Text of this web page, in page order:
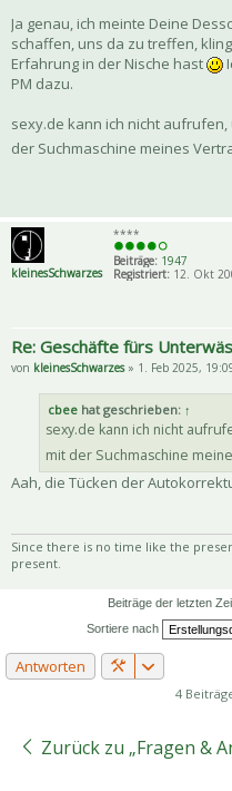
Ja genau, ich meinte Deine
schaffen, uns da zu treffen,
Erfahrung in der Nische hast
PM dazu.
sexy.de kann ich nicht
der Suchmaschine meines
kleinesSchwarzes
****
Beiträge: 1947
Registriert: 12. Okt
Re: Geschäfte fürs
von kleinesSchwarzes» 1. Feb 2025,
cbee hat geschrieben: ↑
sexy.de kann ich nicht
mit der Suchmaschine
Aah, die Tücken der
Since there is no time like the
present.
Beiträge der letzten
Sortiere nach
Antworten
4
Zurück zu „Fragen &